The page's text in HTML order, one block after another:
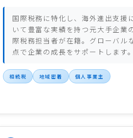
国際税務に特化し、海外進出支援
いて豊富な実績を持つ元大手企業
際税務担当者が在籍。グローバル
点で企業の成長をサポートします。
相続税 地域密着 個人事業主